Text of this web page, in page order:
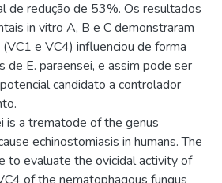
de redução de 53%. Os resultados
in vitro A, B e C demonstraram
e VC4) influenciou de forma
de E. paraensei, e assim pode ser
candidato a controlador
is a trematode of the genus
echinostomiasis in humans. The
to evaluate the ovicidal activity of